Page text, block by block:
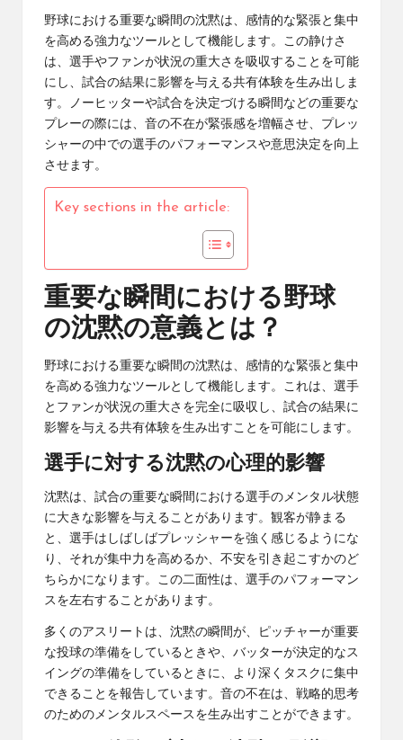
野球における重要な瞬間の沈黙は、感情的な緊張と集中
を高める強力なツールとして機能します。この静けさ
は、選手やファンが状況の重大さを吸収することを可能
にし、試合の結果に影響を与える共有体験を生み出しま
す。ノーヒッターや試合を決定づける瞬間などの重要な
プレーの際には、音の不在が緊張感を増幅させ、プレッ
シャーの中での選手のパフォーマンスや意思決定を向上
させます。
Key sections in the article:
重要な瞬間における野球
の沈黙の意義とは？
野球における重要な瞬間の沈黙は、感情的な緊張と集中
を高める強力なツールとして機能します。これは、選手
とファンが状況の重大さを完全に吸収し、試合の結果に
影響を与える共有体験を生み出すことを可能にします。
選手に対する沈黙の心理的影響
沈黙は、試合の重要な瞬間における選手のメンタル状態
に大きな影響を与えることがあります。観客が静まる
と、選手はしばしばプレッシャーを強く感じるようにな
り、それが集中力を高めるか、不安を引き起こすかのど
ちらかになります。この二面性は、選手のパフォーマン
スを左右することがあります。
多くのアスリートは、沈黙の瞬間が、ピッチャーが重要
な投球の準備をしているときや、バッターが決定的なス
イングの準備をしているときに、より深くタスクに集中
できることを報告しています。音の不在は、戦略的思考
のためのメンタルスペースを生み出すことができます。